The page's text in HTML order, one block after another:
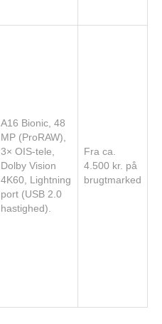
A16 Bionic, 48
MP (ProRAW),
3× OIS-tele,
Dolby Vision
4K60, Lightning
port (USB 2.0
hastighed).
Fra ca.
4.500 kr. på
brugtmarked